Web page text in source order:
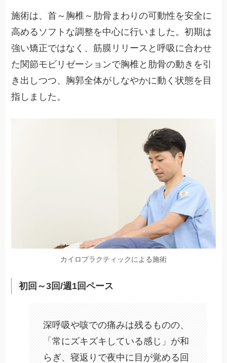
施術は、首～胸椎～肋骨まわりの可動性を安全に
高めるソフトな調整を中心に行いました。初期は
強い矯正ではなく、筋膜リリースと呼吸に合わせ
た関節モビリゼーションで胸椎と肋骨の動きを引
き出しつつ、胸郭全体がしなやかに動く状態を目
指しました。
カイロプラクティックによる施術
初回～3回/週1回ペース
深呼吸や咳での痛みは残るものの、
「常にズキズキしている感じ」が和
らぎ、寝返りで夜中に目が覚める回